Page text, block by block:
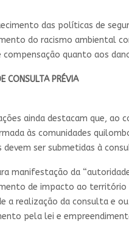
das políticas de
do racismo ambiental
compensação quanto aos
CONSULTA PRÉVIA
ainda destacam que, ao
às comunidades
devem ser submetidas à
manifestação da
de impacto ao território
a realização da consulta e
pela lei e